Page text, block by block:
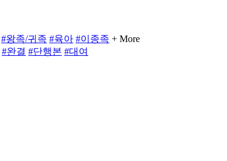
#왕족/귀족 #육아 #이종족 + More
#완결 #단행본 #대여